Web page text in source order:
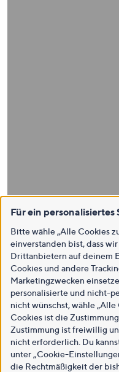
Für ein
Bitte wähle „Alle Cookies
einverstanden bist, dass
Drittanbietern auf deinem
Cookies und andere
Marketingzwecken
personalisierte und nicht-
nicht wünschst, wähle
Cookies ist die
Zustimmung ist freiwillig
nicht erforderlich. Du
unter „Cookie-
die Rechtmäßigkeit der